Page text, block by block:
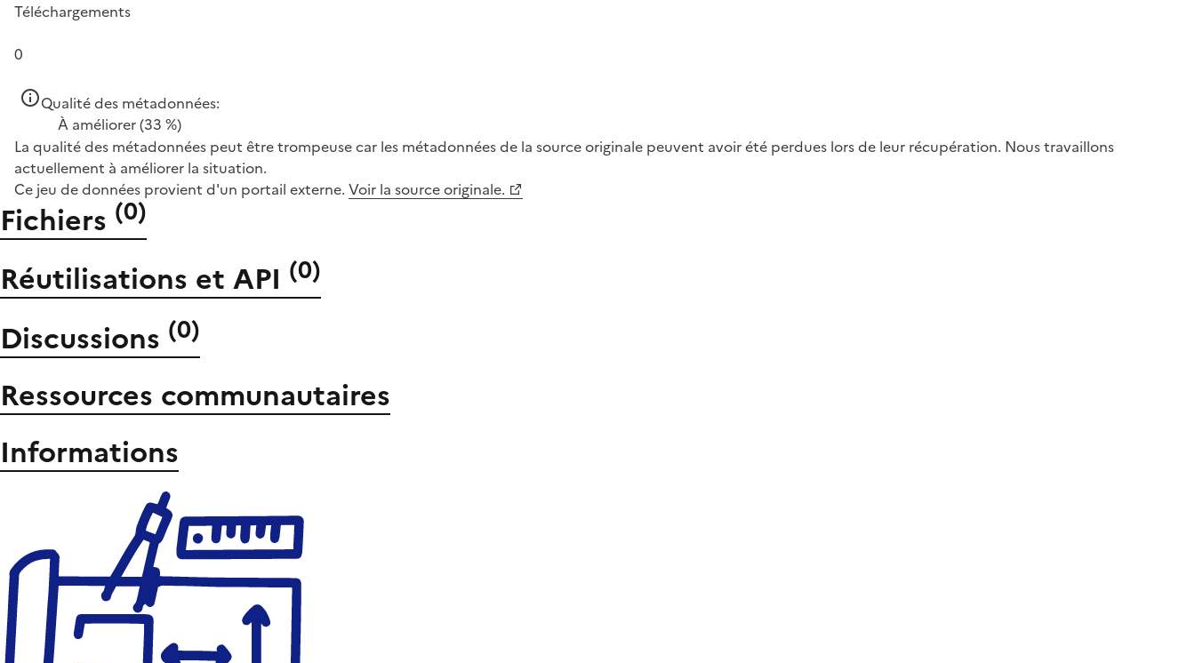
Téléchargements
0
Qualité des métadonnées:
À améliorer(33 %)
La qualité des métadonnées peut être trompeuse car les métadonnées de la source originale peuvent avoir été perdues lors de leur récupération. Nous travaillons
actuellement à améliorer la situation.
Ce jeu de données provient d'un portail externe. Voir la source originale.
Fichiers (0)
Réutilisations et API (0)
Discussions (0)
Ressources communautaires
Informations